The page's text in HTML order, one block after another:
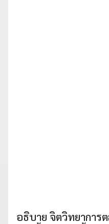
อธิบาย จิตวิทยาการ